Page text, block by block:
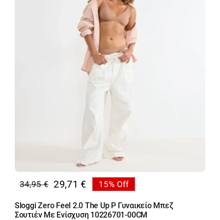
34,95€
Original
price
was:
29,71 €
Η
τρέχουσα
τιμή
15% Off
Sloggi Zero Feel 2.0 The Up P Γυναικείο Μπεζ
Σουτιέν Με Ενίσχυση 10226701-00CM